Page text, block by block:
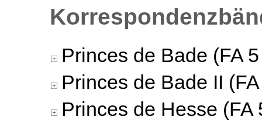
Princes de Bade (FA
Princes de Bade II
Princes de Hesse (FA